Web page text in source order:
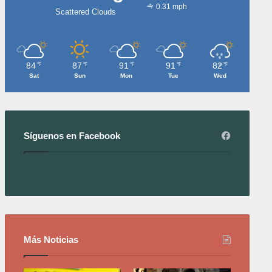
Scattered Clouds
0.31 mph
84 ℉
Sat
87 ℉
Sun
91 ℉
Mon
91 ℉
Tue
82 ℉
Wed
Síguenos en Facebook
Más Noticias